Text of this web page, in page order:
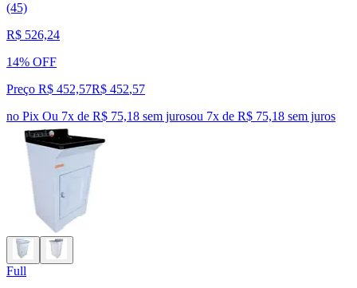
(45)
R$ 526,24
14% OFF
Preço R$ 452,57R$ 452,57
no Pix Ou 7x de R$ 75,18 sem jurosou 7x de R$ 75,18 sem juros
Full